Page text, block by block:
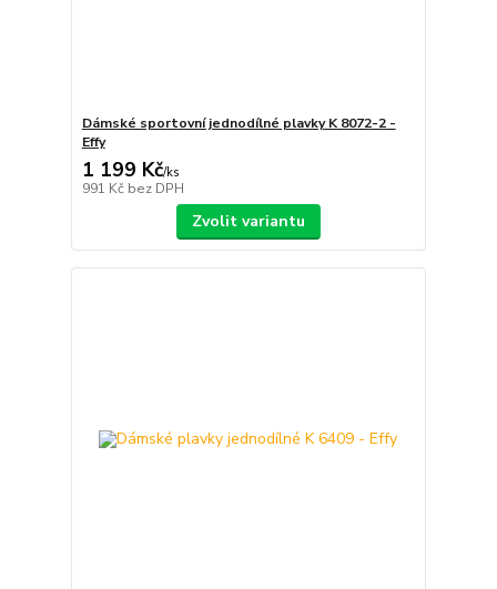
Dámské sportovní jednodílné plavky K 8072-2 -
Effy
1 199 Kč/ks
991 Kč bez DPH
Zvolit variantu